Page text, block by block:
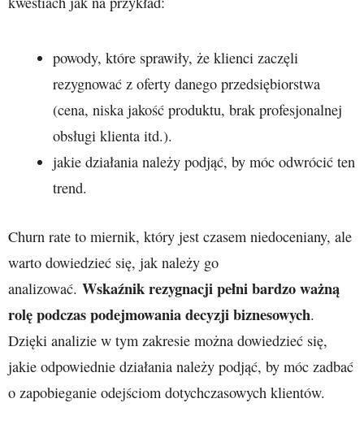
powody, które sprawiły, że klienci zaczęli
rezygnować z oferty danego przedsiębiorstwa
(cena, niska jakość produktu, brak profesjonalnej
obsługi klienta itd.).
jakie działania należy podjąć, by móc odwrócić ten
trend.
Churn rate to miernik, który jest czasem niedoceniany, ale
warto dowiedzieć się, jak należy go
analizować. Wskaźnik rezygnacji pełni bardzo ważną
rolę podczas podejmowania decyzji biznesowych.
Dzięki analizie w tym zakresie można dowiedzieć się,
jakie odpowiednie działania należy podjąć, by móc zadbać
o zapobieganie odejściom dotychczasowych klientów.